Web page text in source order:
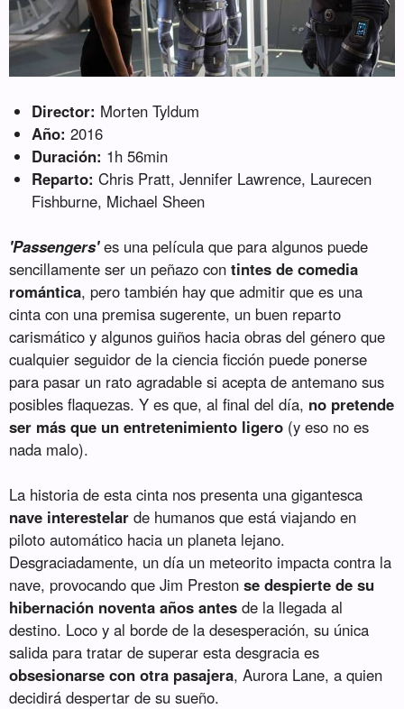
Director: Morten Tyldum
Año: 2016
Duración: 1h 56min
Reparto: Chris Pratt, Jennifer Lawrence, Laurecen
Fishburne, Michael Sheen
'Passengers'es una película que para algunos puede
sencillamente ser un peñazo contintes de comedia
romántica, pero también hay que admitir que es una
cinta con una premisa sugerente, un buen reparto
carismático y algunos guiños hacia obras del género que
cualquier seguidor de la ciencia ficción puede ponerse
para pasar un rato agradable si acepta de antemano sus
posibles flaquezas. Y es que, al final del día, no pretende
ser más que un entretenimiento ligero (y eso no es
nada malo).
La historia de esta cinta nos presenta una gigantesca
nave interestelar de humanos que está viajando en
piloto automático hacia un planeta lejano.
Desgraciadamente, un día un meteorito impacta contra la
nave, provocando que Jim Prestonse despierte de su
hibernación noventa años antes de la llegada al
destino. Loco y al borde de la desesperación, su única
salida para tratar de superar esta desgracia es
obsesionarse con otra pasajera, Aurora Lane, a quien
decidirá despertar de su sueño.